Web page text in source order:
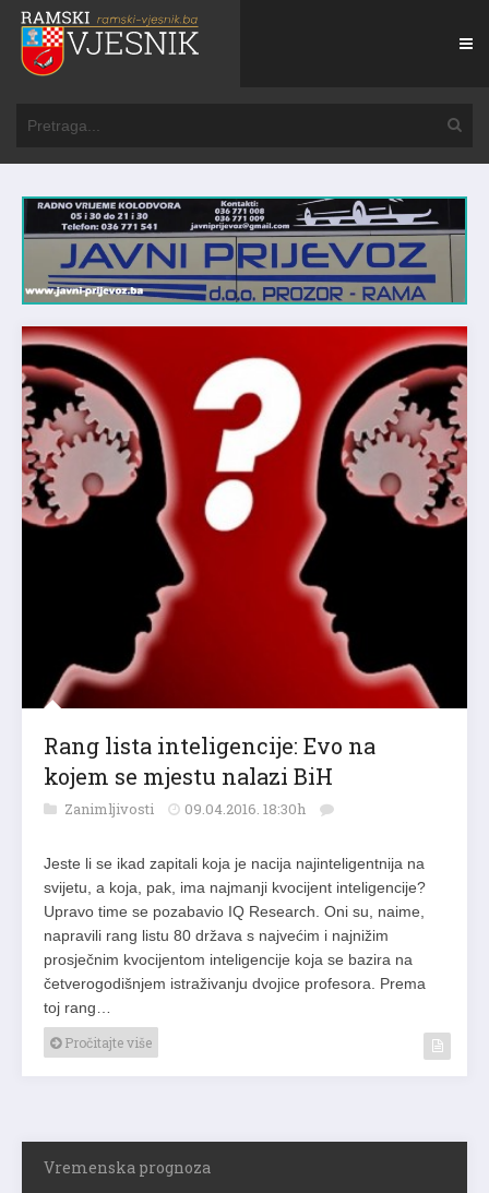
Rang lista inteligencije: Evo na
kojem se mjestu nalazi BiH
Zanimljivosti 09.04.2016. 18:30h
Jeste li se ikad zapitali koja je nacija najinteligentnija na
svijetu, a koja, pak, ima najmanji kvocijent inteligencije?
Upravo time se pozabavio IQ Research. Oni su, naime,
napravili rang listu 80 država s najvećim i najnižim
prosječnim kvocijentom inteligencije koja se bazira na
četverogodišnjem istraživanju dvojice profesora. Prema
toj rang…
Pročitajte više
Vremenska prognoza